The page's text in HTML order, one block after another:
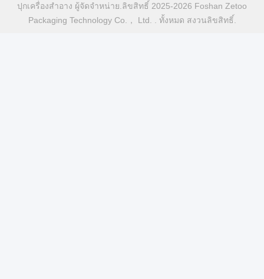
ปุกเครื่องสําอาง ผู้จัดจําหน่าย.ลิขสิทธิ์ 2025-2026 Foshan Zetoo
Packaging Technology Co.， Ltd. . ทั้งหมด สงวนลิขสิทธิ์.